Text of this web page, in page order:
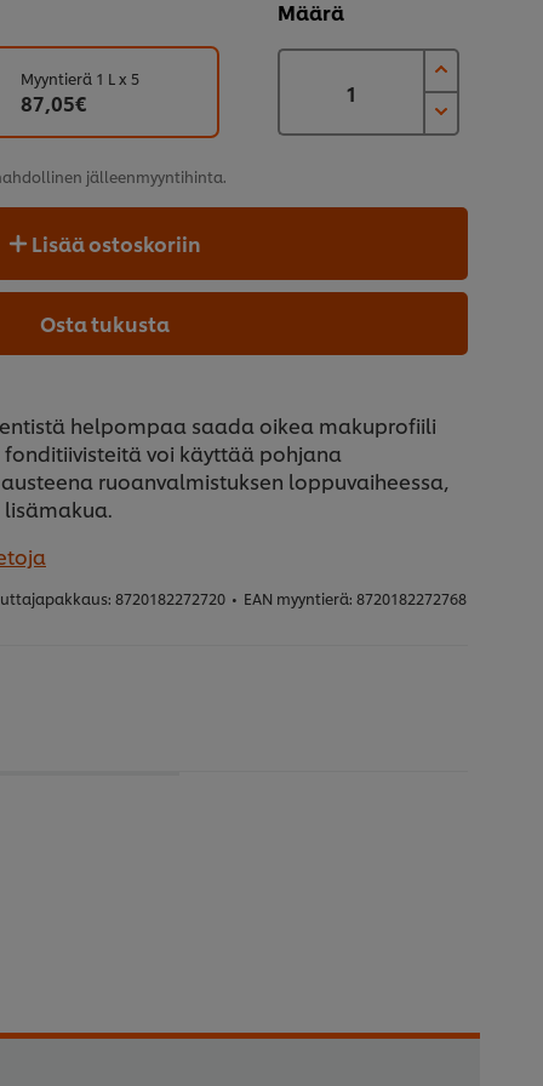
Määrä
Myyntierä 1 L x 5
87,05€
jälleenmyyntihinta.
Lisää ostoskoriin
Osta tukusta
helpompaa saada oikea makuprofiili
voi käyttää pohjana
ruoanvalmistuksen loppuvaiheessa,
8720182272720 • EAN myyntierä: 8720182272768